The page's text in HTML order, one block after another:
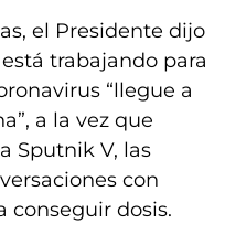
el Presidente dijo
trabajando para
“llegue a
a la vez que
Sputnik V, las
con
conseguir dosis.